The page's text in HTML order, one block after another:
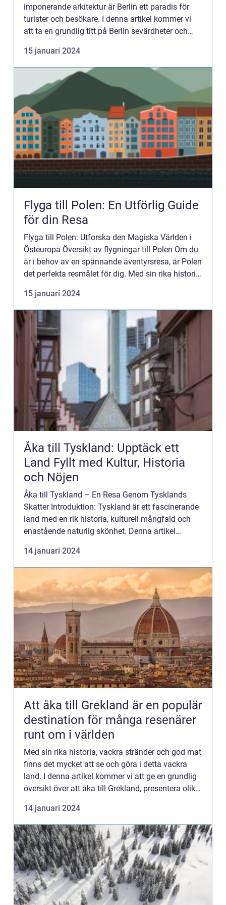
imponerande arkitektur är Berlin ett paradis för
turister och besökare. I denna artikel kommer vi
att ta en grundlig titt på Berlin sevärdheter och
Övergripande öve...
15 januari 2024
Flyga till Polen: En Utförlig Guide
för din Resa
Flyga till Polen: Utforska den Magiska Världen i
Östeuropa Översikt av flygningar till Polen Om du
är i behov av en spännande äventyrsresa, är Polen
det perfekta resmålet för dig. Med sin rika historia,
15 januari 2024
Åka till Tyskland: Upptäck ett
Land Fyllt med Kultur, Historia
och Nöjen
Åka till Tyskland – En Resa Genom Tysklands
Skatter Introduktion: Tyskland är ett fascinerande
land med en rik historia, kulturell mångfald och
enastående naturlig skönhet. Denna artikel
av att upp...
14 januari 2024
Att åka till Grekland är en populär
destination för många resenärer
runt om i världen
Med sin rika historia, vackra stränder och god mat
finns det mycket att se och göra i detta vackra
land. I denna artikel kommer vi att ge en grundlig
översikt över att åka till Grekland, presentera olika
14 januari 2024